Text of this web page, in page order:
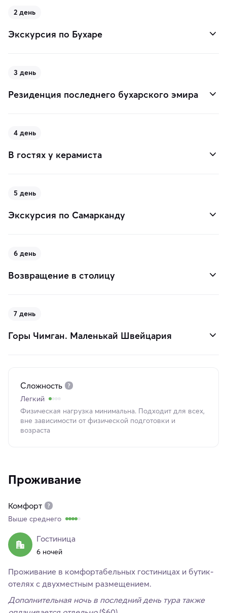
2 день
Экскурсия по Бухаре
3 день
Резиденция последнего бухарского эмира
4 день
В гостях у керамиста
5 день
Экскурсия по Самарканду
6 день
Возвращение в столицу
7 день
Горы Чимган. Маленькай Швейцария
Сложность
Легкий
Физическая нагрузка минимальна. Подходит для всех,
вне зависимости от физической подготовки и
возраста
Проживание
Комфорт
Выше среднего
Гостиница
6 ночей
Проживание в комфортабельных гостиницах и бутик-
отелях с двухместным размещением.
Дополнительная ночь в последний день тура также